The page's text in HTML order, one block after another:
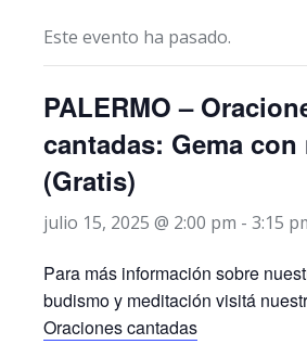
Este evento ha pasado.
PALERMO –
cantadas: Gema
(Gratis)
julio 15, 2025 @ 2:00 pm - 3:15
Para más información sobre
budismo y meditación visitá
Oraciones cantadas